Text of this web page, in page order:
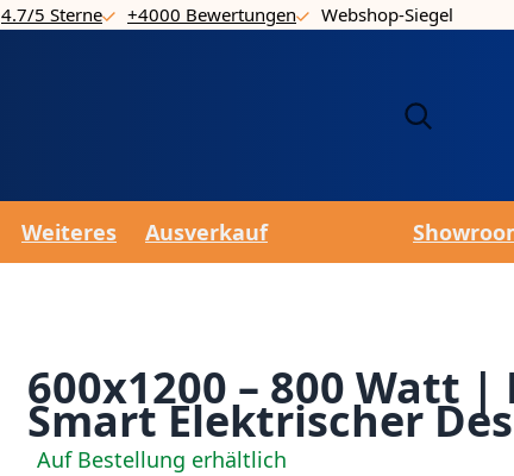
4.7/5 Sterne +4000 Bewertungen Webshop-Siegel
Weiteres Ausverkauf
600x1200 – 800 Watt |
Smart Elektrischer
Auf Bestellung erhältlich